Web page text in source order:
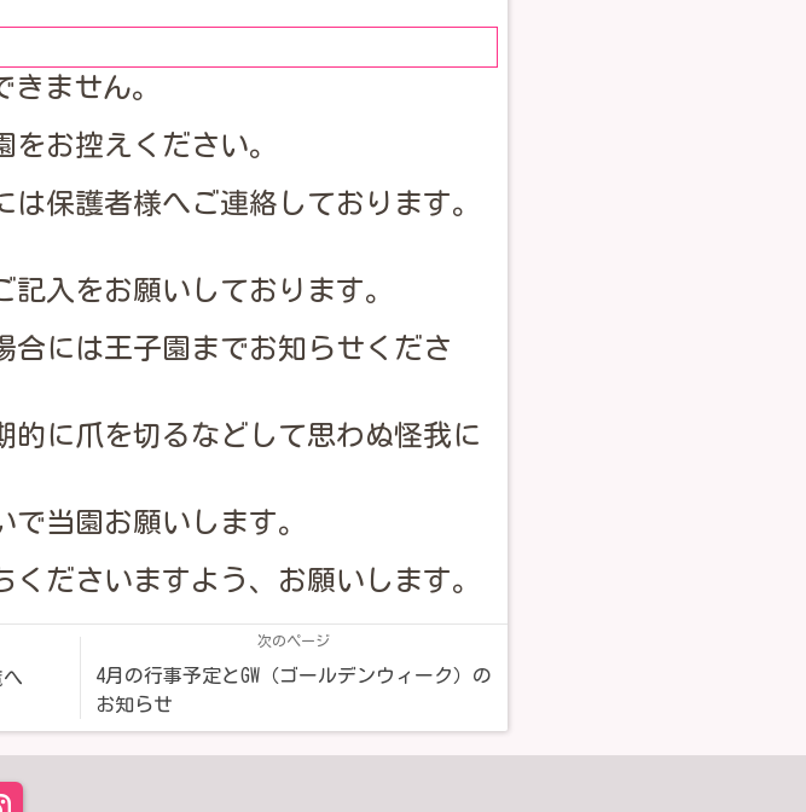
ません。
お控えください。
保護者様へご連絡しております。
入をお願いしております。
合には王子園までお知らせくださ
的に爪を切るなどして思わぬ怪我に
当園お願いします。
ださいますよう、お願いします。
へ
次のページ
4月の行事予定とGW（ゴールデンウィーク）の
お知らせ